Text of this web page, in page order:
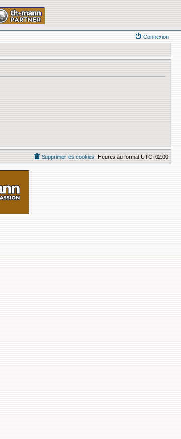
Connexion
Heures au format UTC+02:00
Supprimer les cookies